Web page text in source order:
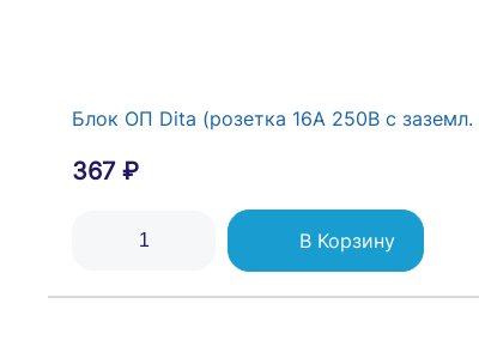
Блок ОП Dita (розетка 16А 250В с заземл.
367 ₽
В Корзину